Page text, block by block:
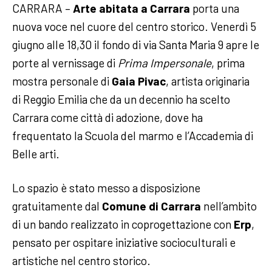
CARRARA – Arte abitata a Carrara porta una
nuova voce nel cuore del centro storico. Venerdì 5
giugno alle 18,30 il fondo di via Santa Maria 9 apre le
porte al vernissage di Prima Impersonale, prima
mostra personale di Gaia Pivac, artista originaria
di Reggio Emilia che da un decennio ha scelto
Carrara come città di adozione, dove ha
frequentato la Scuola del marmo e l’Accademia di
Belle arti.
Lo spazio è stato messo a disposizione
gratuitamente dal Comune di Carrara nell’ambito
di un bando realizzato in coprogettazione con Erp,
pensato per ospitare iniziative socioculturali e
artistiche nel centro storico.